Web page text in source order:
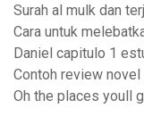
Surah al mulk dan
Cara untuk
Daniel capitulo 1
Contoh review
Oh the places youll